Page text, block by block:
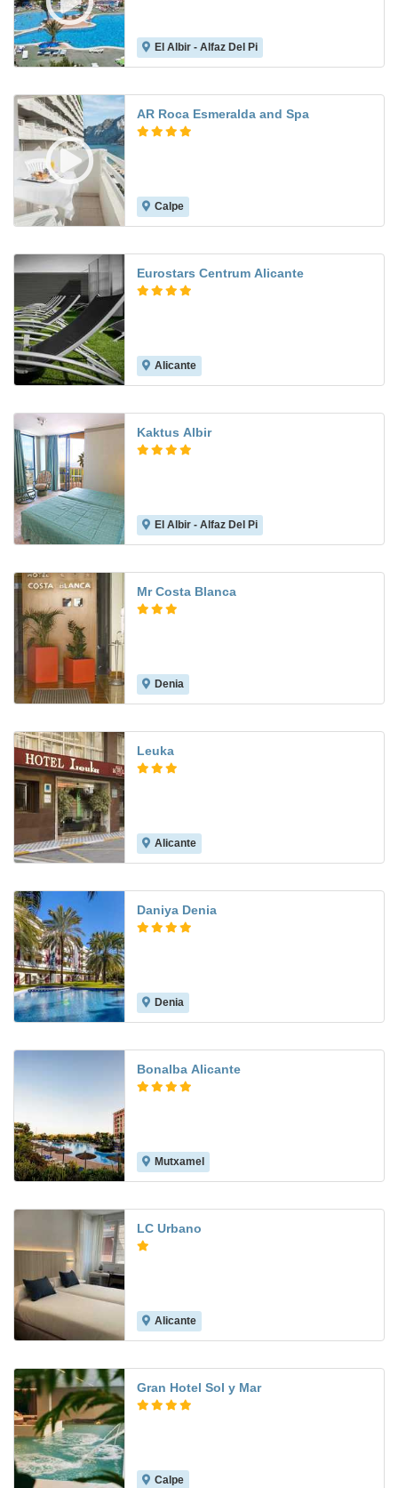
El Albir - Alfaz Del Pi
AR Roca Esmeralda and Spa
Calpe
Eurostars Centrum Alicante
Alicante
Kaktus Albir
El Albir - Alfaz Del Pi
Mr Costa Blanca
Denia
Leuka
Alicante
Daniya Denia
Denia
Bonalba Alicante
Mutxamel
LC Urbano
Alicante
Gran Hotel Sol y Mar
Calpe